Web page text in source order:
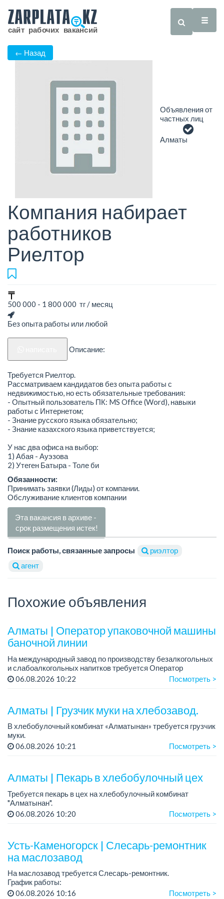
← Назад
Объявления от
частных лиц
Алматы
Компания набирает
работников
Риелтор
500 000 - 1 800 000 тг / месяц
Без опыта работы или любой
Описание:
Требуется Риелтор.
Рассматриваем кандидатов без опыта работы с
недвижимостью, но есть обязательные требования:
- Опытный пользователь ПК: MS Office (Word), навыки
работы с Интернетом;
- Знание русского языка обязательно;
- Знание казахского языка приветствуется;
У нас два офиса на выбор:
1) Абая - Ауэзова
2) Утеген Батыра - Толе би
Обязанности:
Принимать заявки (Лиды) от компании.
Обслуживание клиентов компании
Эта вакансия в архиве -
срок размещения истек!
Поиск работы, связанные запросы
риэлтор
агент
Похожие объявления
Алматы | Оператор упаковочной машины
баночной линии
На международный завод по производству безалкогольных
и слабоалкогольных напитков требуется Оператор
упаковочной машины баночной линии.
06.08.2026 10:22 Посмотреть >
Алматы | Грузчик муки на хлебозавод.
В хлебобулочный комбинат «Алматынан» требуется грузчик
муки.
График работы: 5/2, с 09.00 до 18.00.
06.08.2026 10:21 Посмотреть >
Алматы | Пекарь в хлебобулочный цех
Требуется пекарь в цех на хлебобулочный комбинат
"Алматынан".
Требования: начальное или среднее специальное
Зарплата: до 220 000 тенге в меся...
06.08.2026 10:20 Посмотреть >
Усть-Каменогорск | Слесарь-ремонтник
на маслозавод
На маслозавод требуется Слесарь-ремонтник.
График работы:
- 5/2, с 08 до 17 час либо
06.08.2026 10:16 Посмотреть >